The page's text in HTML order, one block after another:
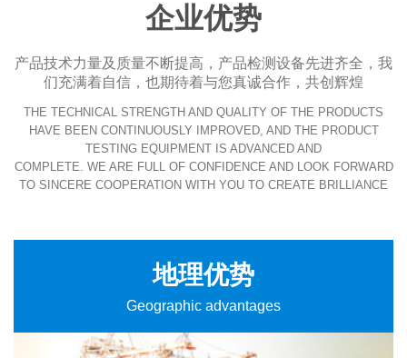
企业优势
产品技术力量及质量不断提高，产品检测设备先进齐全，我
们充满着自信，也期待着与您真诚合作，共创辉煌
THE TECHNICAL STRENGTH AND QUALITY OF THE PRODUCTS
HAVE BEEN CONTINUOUSLY IMPROVED, AND THE PRODUCT
TESTING EQUIPMENT IS ADVANCED AND
COMPLETE. WE ARE FULL OF CONFIDENCE AND LOOK FORWARD
TO SINCERE COOPERATION WITH YOU TO CREATE BRILLIANCE
地理优势
Geographic advantages